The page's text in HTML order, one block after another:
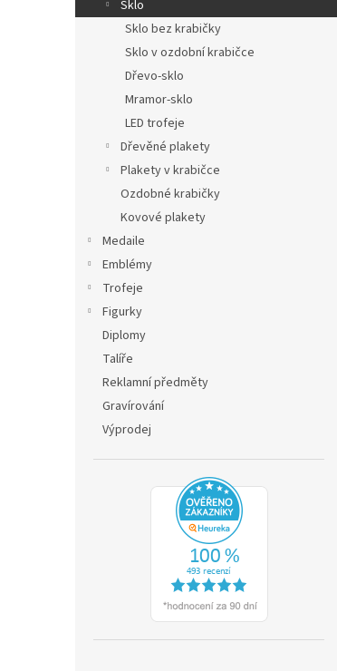
Sklo
Sklo bez krabičky
Sklo v ozdobní krabičce
Dřevo-sklo
Mramor-sklo
LED trofeje
Dřevěné plakety
Plakety v krabičce
Ozdobné krabičky
Kovové plakety
Medaile
Emblémy
Trofeje
Figurky
Diplomy
Talíře
Reklamní předměty
Gravírování
Výprodej